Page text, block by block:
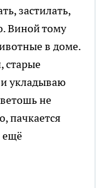
застилать,
Виной тому
в доме.
старые
укладываю
не
пачкается
ещё